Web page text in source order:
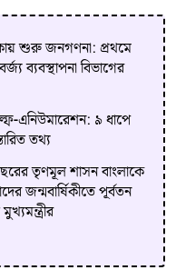
শুরু জনগণনা: প্রথমে
ব্যবস্থাপনা বিভাগের
এনিউমারেশন: ৯ ধাপে
তথ্য
তৃণমূল শাসন বাংলাকে
জন্মবার্ষিকীতে পূর্বতন